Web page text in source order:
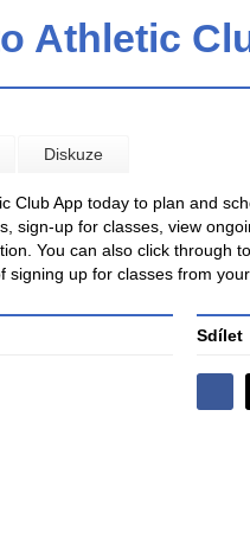
Athletic
Diskuze
Club App today to plan and
sign-up for classes, view
You can also click through
signing up for classes from
Sdílet